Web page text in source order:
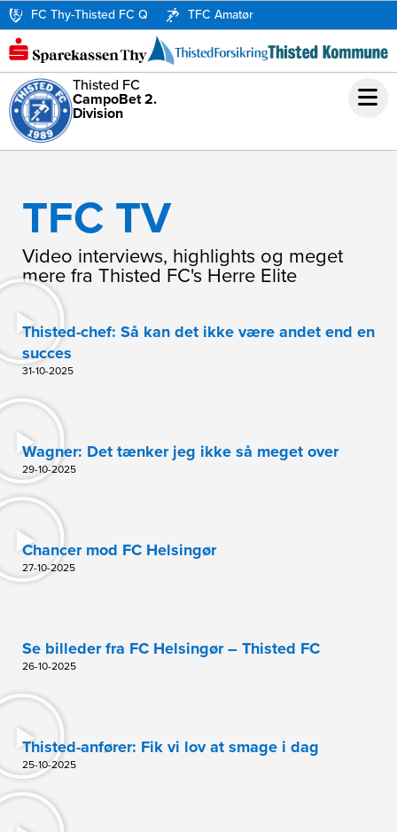
FC Thy-Thisted FC Q TFC Amatør
Thisted FC
CampoBet 2.
Division
TFC TV
Video interviews, highlights og meget
mere fra Thisted FC's Herre Elite
Thisted-chef: Så kan det ikke være andet end en
succes
31-10-2025
Wagner: Det tænker jeg ikke så meget over
29-10-2025
Chancer mod FC Helsingør
27-10-2025
Se billeder fra FC Helsingør – Thisted FC
26-10-2025
Thisted-anfører: Fik vi lov at smage i dag
25-10-2025